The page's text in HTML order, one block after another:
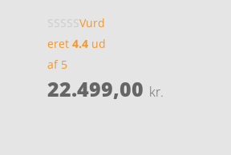
Vurd
eret 4.4ud
af 5
22.499,00 kr.